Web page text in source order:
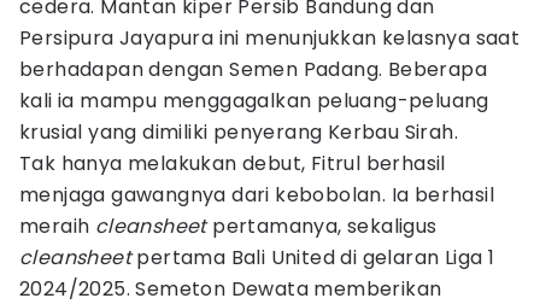
cedera. Mantan kiper Persib Bandung dan
Persipura Jayapura ini menunjukkan kelasnya saat
berhadapan dengan Semen Padang. Beberapa
kali ia mampu menggagalkan peluang-peluang
krusial yang dimiliki penyerang Kerbau Sirah.
Tak hanya melakukan debut, Fitrul berhasil
menjaga gawangnya dari kebobolan. Ia berhasil
meraih cleansheetpertamanya, sekaligus
cleansheetpertama Bali United di gelaran Liga 1
2024/2025. Semeton Dewata memberikan